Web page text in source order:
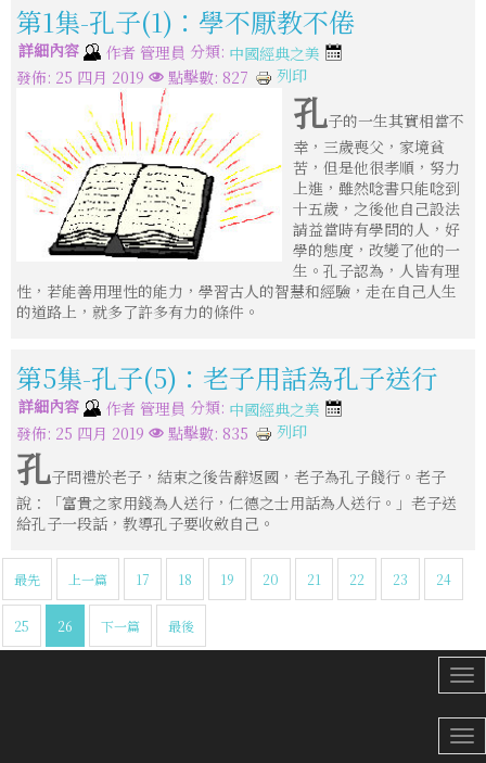
第1集-孔子(1)：學不厭教不倦
詳細內容 作者 管理員 分類: 中國經典之美
發佈: 25 四月 2019
點擊數: 827 列印
孔子的一生其實相當不
幸，三歲喪父，家境貧
苦，但是他很孝順，努力
上進，雖然唸書只能唸到
十五歲，之後他自己設法
請益當時有學問的人，好
學的態度，改變了他的一
生。孔子認為，人皆有理
性，若能善用理性的能力，學習古人的智慧和經驗，走在自己人生
的道路上，就多了許多有力的條件。
第5集-孔子(5)：老子用話為孔子送行
詳細內容 作者 管理員 分類: 中國經典之美
發佈: 25 四月 2019
點擊數: 835 列印
孔子問禮於老子，結束之後告辭返國，老子為孔子餞行。老子
說：「富貴之家用錢為人送行，仁德之士用話為人送行。」老子送
給孔子一段話，教導孔子要收斂自己。
最先 上一篇 17 18 19 20 21 22 23 24
25 26 下一篇 最後